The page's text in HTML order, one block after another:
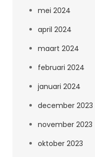
mei 2024
april 2024
maart 2024
februari 2024
januari 2024
december 2023
november 2023
oktober 2023